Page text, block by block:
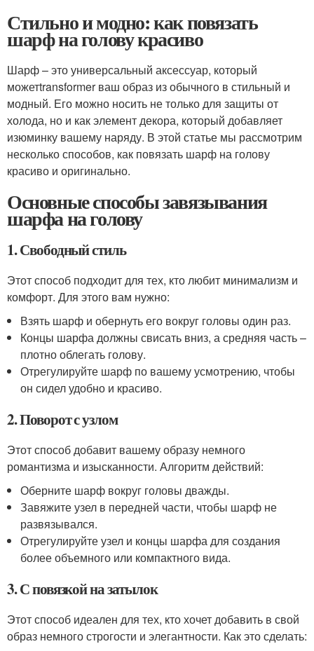
Стильно и модно: как повязать
шарф на голову красиво
Шарф – это универсальный аксессуар, который
можетtransformer ваш образ из обычного в стильный и
модный. Его можно носить не только для защиты от
холода, но и как элемент декора, который добавляет
изюминку вашему наряду. В этой статье мы рассмотрим
несколько способов, как повязать шарф на голову
красиво и оригинально.
Основные способы завязывания
шарфа на голову
1. Свободный стиль
Этот способ подходит для тех, кто любит минимализм и
комфорт. Для этого вам нужно:
Взять шарф и обернуть его вокруг головы один раз.
Концы шарфа должны свисать вниз, а средняя часть –
плотно облегать голову.
Отрегулируйте шарф по вашему усмотрению, чтобы
он сидел удобно и красиво.
2. Поворот с узлом
Этот способ добавит вашему образу немного
романтизма и изысканности. Алгоритм действий:
Оберните шарф вокруг головы дважды.
Завяжите узел в передней части, чтобы шарф не
развязывался.
Отрегулируйте узел и концы шарфа для создания
более объемного или компактного вида.
3. С повязкой на затылок
Этот способ идеален для тех, кто хочет добавить в свой
образ немного строгости и элегантности. Как это сделать: